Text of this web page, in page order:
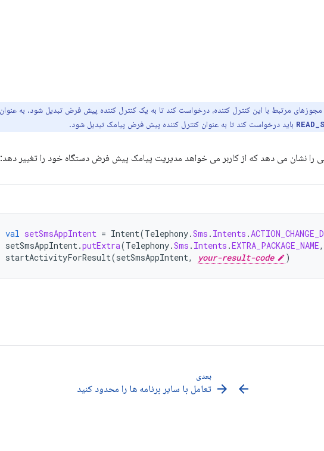
مرتبط با این کنترل کننده، درخواست کند تا به یک کنترل کننده پیش فرض تبدیل شود. به عنوان
باید درخواست کند تا به عنوان کنترل کننده پیش فرض پیامک تبدیل شود.
را نشان می دهد که از کاربر می خواهد مدیریت پیامک پیش فرض دستگاه خود را تغییر دهد:
val setSmsAppIntent = Intent(Telephony.Sms . Intents .
setSmsAppIntent .putExtra(Telephony.Sms . Intents .EXTRA_PACKAGE_NAME,
startActivityForResult(setSmsAppIntent, your-result-code )
arrow_back
بعدی
تعامل با سایر برنامه ها را محدود کنید arrow_forward